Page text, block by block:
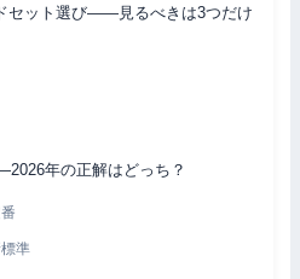
セット選び——見るべきは3つだけ
年の正解はどっち？
準